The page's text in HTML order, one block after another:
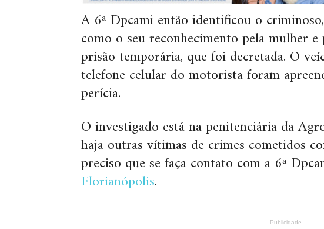
A 6ª Dpcami então identificou o
como o seu reconhecimento pela mulher
prisão temporária, que foi decretada. O
telefone celular do motorista foram
perícia.
O investigado está na penitenciária da
haja outras vítimas de crimes cometidos
preciso que se faça contato com a 6ª
Florianópolis.
Publicidade